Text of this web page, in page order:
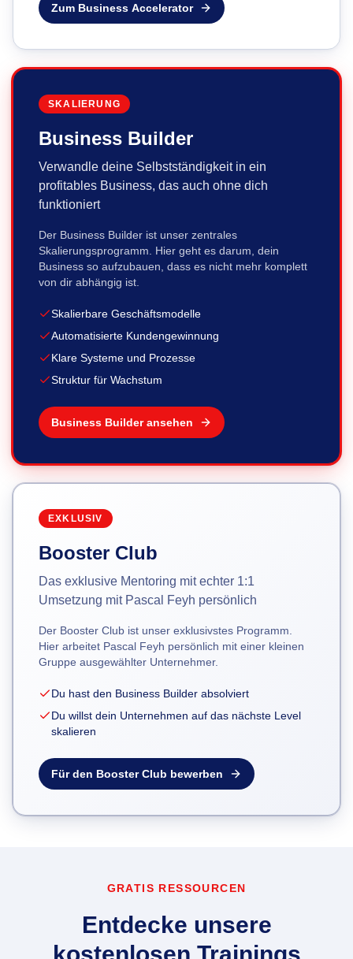
Zum Business Accelerator
SKALIERUNG
Business Builder
Verwandle deine Selbstständigkeit in ein
profitables Business, das auch ohne dich
funktioniert
Der Business Builder ist unser zentrales
Skalierungsprogramm. Hier geht es darum, dein
Business so aufzubauen, dass es nicht mehr komplett
von dir abhängig ist.
Skalierbare Geschäftsmodelle
Automatisierte Kundengewinnung
Klare Systeme und Prozesse
Struktur für Wachstum
Business Builder ansehen
EXKLUSIV
Booster Club
Das exklusive Mentoring mit echter 1:1
Umsetzung mit Pascal Feyh persönlich
Der Booster Club ist unser exklusivstes Programm.
Hier arbeitet Pascal Feyh persönlich mit einer kleinen
Gruppe ausgewählter Unternehmer.
Du hast den Business Builder absolviert
Du willst dein Unternehmen auf das nächste Level
skalieren
Für den Booster Club bewerben
GRATIS RESSOURCEN
Entdecke unsere